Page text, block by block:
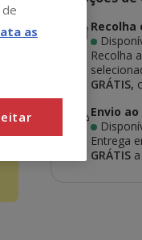
Recolha
Recolha
GRÁTIS,
Envio
Entrega
GRÁTIS
as